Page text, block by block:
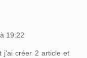
19:22
j'ai créer 2 article et